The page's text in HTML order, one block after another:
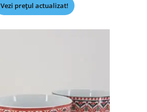
Vezi prețul actualizat!